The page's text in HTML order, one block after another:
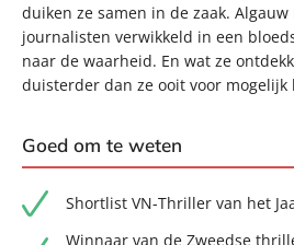
duiken ze samen in de zaak.
journalisten verwikkeld in een
naar de waarheid. En wat ze
duisterder dan ze ooit voor mogelijk
Goed om te weten
Shortlist VN-Thriller van het
Winnaar van de Zweedse